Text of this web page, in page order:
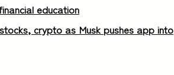
education
crypto as Musk pushes app into